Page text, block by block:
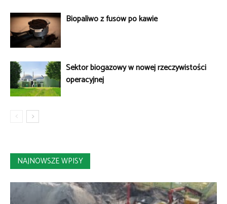
Biopaliwo z fusów po kawie
Sektor biogazowy w nowej rzeczywistości
operacyjnej
NAJNOWSZE WPISY